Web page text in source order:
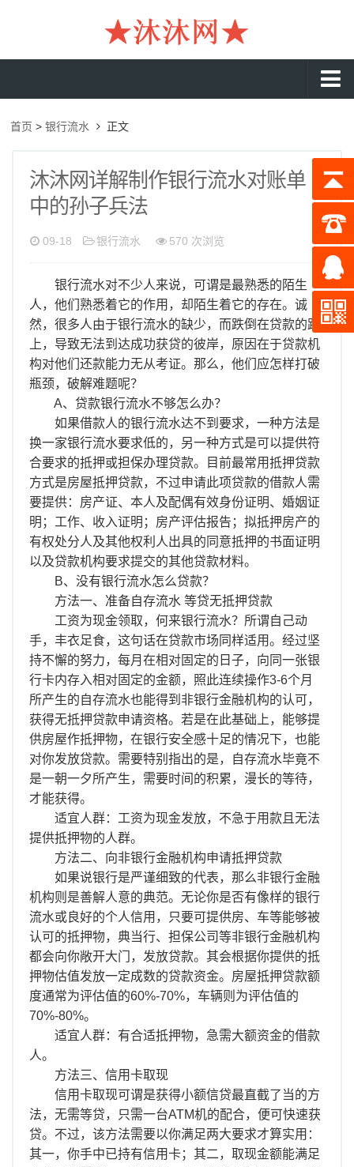
工资流水
入职流水
企业流水
存款证明
在职证明
离职证明
首页 >银行流水 正文
沐沐网详解制作银行流水对账单
中的孙子兵法
09-18 银行流水 570 次浏览
银行流水对不少人来说，可谓是最熟悉的陌生
人，他们熟悉着它的作用，却陌生着它的存在。诚
然，很多人由于银行流水的缺少，而跌倒在贷款的路
上，导致无法到达成功获贷的彼岸，原因在于贷款机
构对他们还款能力无从考证。那么，他们应怎样打破
瓶颈，破解难题呢？
A、贷款银行流水不够怎么办？
如果借款人的银行流水达不到要求，一种方法是
换一家银行流水要求低的，另一种方式是可以提供符
合要求的抵押或担保办理贷款。目前最常用抵押贷款
方式是房屋抵押贷款，不过申请此项贷款的借款人需
要提供：房产证、本人及配偶有效身份证明、婚姻证
明；工作、收入证明；房产评估报告；拟抵押房产的
有权处分人及其他权利人出具的同意抵押的书面证明
以及贷款机构要求提交的其他贷款材料。
B、没有银行流水怎么贷款？
方法一、准备自存流水 等贷无抵押贷款
工资为现金领取，何来银行流水？所谓自己动
手，丰衣足食，这句话在贷款市场同样适用。经过坚
持不懈的努力，每月在相对固定的日子，向同一张银
行卡内存入相对固定的金额，照此连续操作3-6个月
所产生的自存流水也能得到非银行金融机构的认可，
获得无抵押贷款申请资格。若是在此基础上，能够提
供房屋作抵押物，在银行安全感十足的情况下，也能
对你发放贷款。需要特别指出的是，自存流水毕竟不
是一朝一夕所产生，需要时间的积累，漫长的等待，
才能获得。
适宜人群：工资为现金发放，不急于用款且无法
提供抵押物的人群。
方法二、向非银行金融机构申请抵押贷款
如果说银行是严谨细致的代表，那么非银行金融
机构则是善解人意的典范。无论你是否有像样的银行
流水或良好的个人信用，只要可提供房、车等能够被
认可的抵押物，典当行、担保公司等非银行金融机构
都会向你敞开大门，发放贷款。其会根据你提供的抵
押物估值发放一定成数的贷款资金。房屋抵押贷款额
度通常为评估值的60%-70%，车辆则为评估值的
70%-80%。
适宜人群：有合适抵押物，急需大额资金的借款
人。
方法三、信用卡取现
信用卡取现可谓是获得小额信贷最直截了当的方
法，无需等贷，只需一台ATM机的配合，便可快速获
贷。不过，该方法需要以你满足两大要求才算实用：
其一，你手中已持有信用卡；其二，取现金额能满足